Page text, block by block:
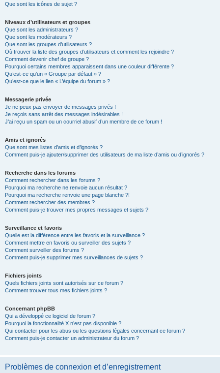
Que sont les icônes de sujet ?
Niveaux d’utilisateurs et groupes
Que sont les administrateurs ?
Que sont les modérateurs ?
Que sont les groupes d’utilisateurs ?
Où trouver la liste des groupes d’utilisateurs et comment les rejoindre ?
Comment devenir chef de groupe ?
Pourquoi certains membres apparaissent dans une couleur différente ?
Qu’est-ce qu’un « Groupe par défaut » ?
Qu’est-ce que le lien « L’équipe du forum » ?
Messagerie privée
Je ne peux pas envoyer de messages privés !
Je reçois sans arrêt des messages indésirables !
J’ai reçu un spam ou un courriel abusif d’un membre de ce forum !
Amis et ignorés
Que sont mes listes d’amis et d’ignorés ?
Comment puis-je ajouter/supprimer des utilisateurs de ma liste d’amis ou d’ignorés ?
Recherche dans les forums
Comment rechercher dans les forums ?
Pourquoi ma recherche ne renvoie aucun résultat ?
Pourquoi ma recherche renvoie une page blanche ?!
Comment rechercher des membres ?
Comment puis-je trouver mes propres messages et sujets ?
Surveillance et favoris
Quelle est la différence entre les favoris et la surveillance ?
Comment mettre en favoris ou surveiller des sujets ?
Comment surveiller des forums ?
Comment puis-je supprimer mes surveillances de sujets ?
Fichiers joints
Quels fichiers joints sont autorisés sur ce forum ?
Comment trouver tous mes fichiers joints ?
Concernant phpBB
Qui a développé ce logiciel de forum ?
Pourquoi la fonctionnalité X n’est pas disponible ?
Qui contacter pour les abus ou les questions légales concernant ce forum ?
Comment puis-je contacter un administrateur du forum ?
Problèmes de connexion et d’enregistrement